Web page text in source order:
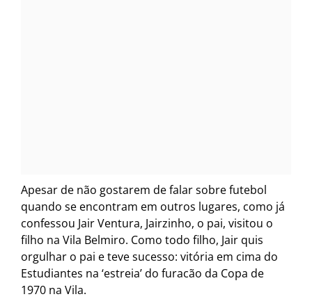
Apesar de não gostarem de falar sobre futebol
quando se encontram em outros lugares, como já
confessou Jair Ventura, Jairzinho, o pai, visitou o
filho na Vila Belmiro. Como todo filho, Jair quis
orgulhar o pai e teve sucesso: vitória em cima do
Estudiantes na ‘estreia’ do furacão da Copa de
1970 na Vila.